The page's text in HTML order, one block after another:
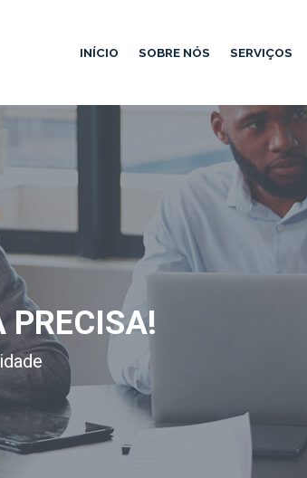
INÍCIO SOBRE NÓS SERVIÇOS
PRECISA!